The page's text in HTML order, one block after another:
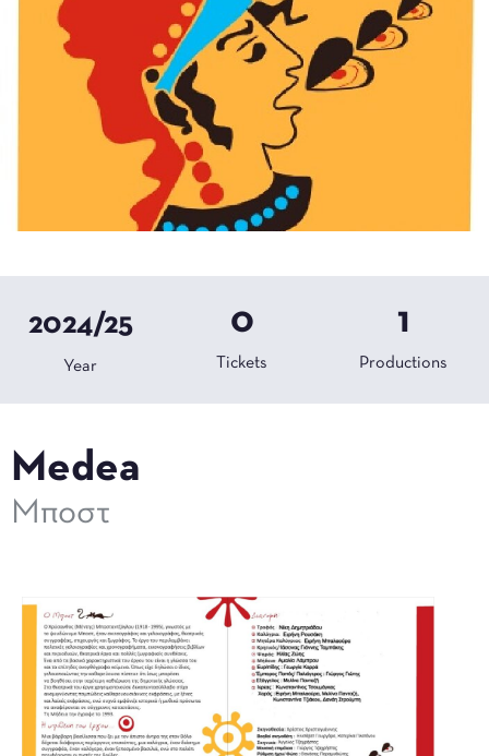
2024/25
Year Tickets
0
Productions
1
Medea
Μποστ